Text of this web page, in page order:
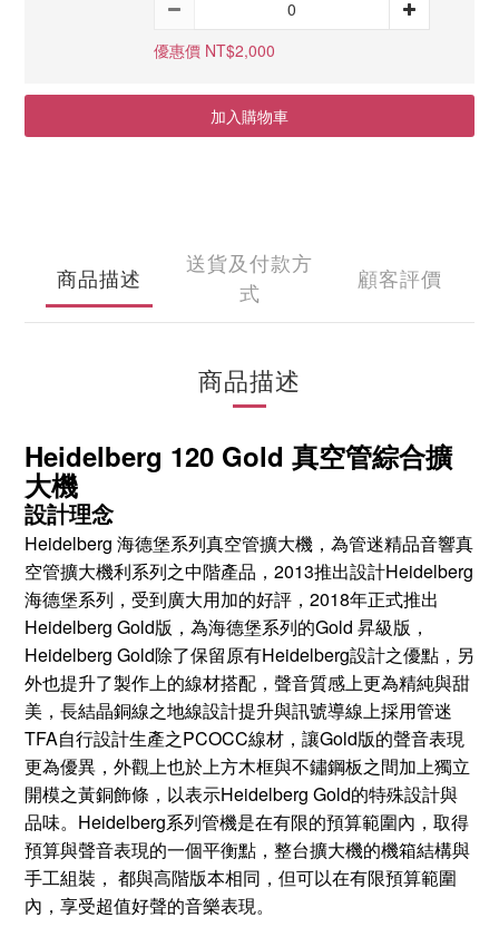
優惠價 NT$2,000
加入購物車
商品描述
送貨及付款方
式
顧客評價
商品描述
Heidelberg 120 Gold 真空管綜合擴
大機
設計理念
Heidelberg 海德堡系列真空管擴大機，為管迷精品音響真
空管擴大機利系列之中階產品，2013推出設計Heidelberg
海德堡系列，受到廣大用加的好評，2018年正式推出
Heidelberg Gold版，為海德堡系列的Gold 昇級版，
Heidelberg Gold除了保留原有Heidelberg設計之優點，另
外也提升了製作上的線材搭配，聲音質感上更為精純與甜
美，長結晶銅線之地線設計提升與訊號導線上採用管迷
TFA自行設計生產之PCOCC線材，讓Gold版的聲音表現
更為優異，外觀上也於上方木框與不鏽鋼板之間加上獨立
開模之黃銅飾條，以表示Heidelberg Gold的特殊設計與
品味。Heidelberg系列管機是在有限的預算範圍內，取得
預算與聲音表現的一個平衡點，整台擴大機的機箱結構與
手工組裝， 都與高階版本相同，但可以在有限預算範圍
內，享受超值好聲的音樂表現。